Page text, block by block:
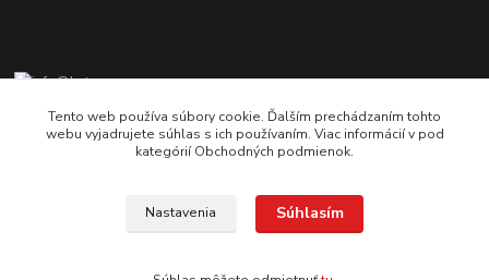
+421 902 212 007
od 8:00 - do 16:00 hod
Copyright © 2017-2027 MACSHOP.SK, všetky práva vyhradené..
Tento web používa súbory cookie. Ďalším prechádzaním tohto
webu vyjadrujete súhlas s ich používaním. Viac informácií v pod
kategórií Obchodných podmienok.
Nastavenia Súhlasím